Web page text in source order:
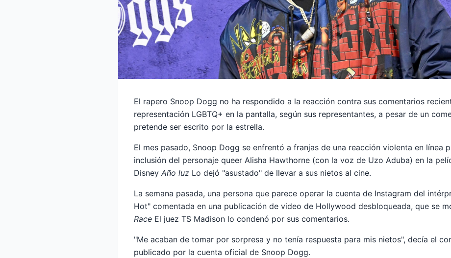
El rapero Snoop Dogg no ha respondido a la reacción contra sus comentarios
representación LGBTQ+ en la pantalla, según sus representantes, a pesar de un
pretende ser escrito por la estrella.
El mes pasado, Snoop Dogg se enfrentó a franjas de una reacción violenta en línea
inclusión del personaje queer Alisha Hawthorne (con la voz de Uzo Aduba) en la
Disney Año luz Lo dejó "asustado" de llevar a sus nietos al cine.
La semana pasada, una persona que parece operar la cuenta de Instagram del
Hot" comentada en una publicación de video de Hollywood desbloqueada, que se
Race El juez TS Madison lo condenó por sus comentarios.
"Me acaban de tomar por sorpresa y no tenía respuesta para mis nietos", decía el
publicado por la cuenta oficial de Snoop Dogg.